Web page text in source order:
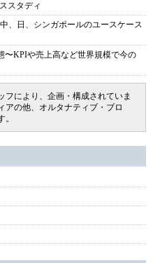
スタディ
、日、シンガポールのユースケース
〜KPIや売上高など世界規模で今の
フにより、企画・構成されていま
アの他、オルタナティブ・ブロ